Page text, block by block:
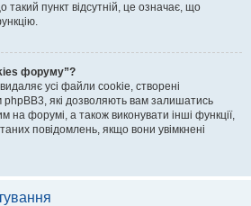
такий пункт відсутній, це означає, що
форуму”?
усі файли cookie, створені
які дозволяють вам залишатись
на форумі, а також виконувати інші функції,
повідомлень, якщо вони увімкнені